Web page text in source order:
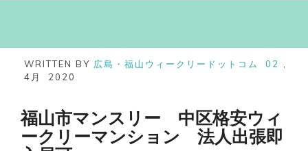
WRITTEN BY 広島・福山ウィークリードットコム
02
4月
2020
福山市マンスリー 中区格安ウィ
ークリーマンション 法人出張即